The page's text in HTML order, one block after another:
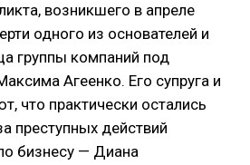
возникшего в апреле
одного из основателей и
группы компаний под
Агеенко. Его супруга и
что практически остались
преступных действий
бизнесу — Диана